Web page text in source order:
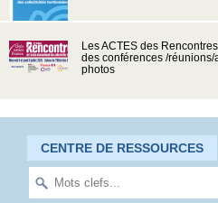
Les ACTES des
des conférences /
photos
CENTRE DE RESSOURCES